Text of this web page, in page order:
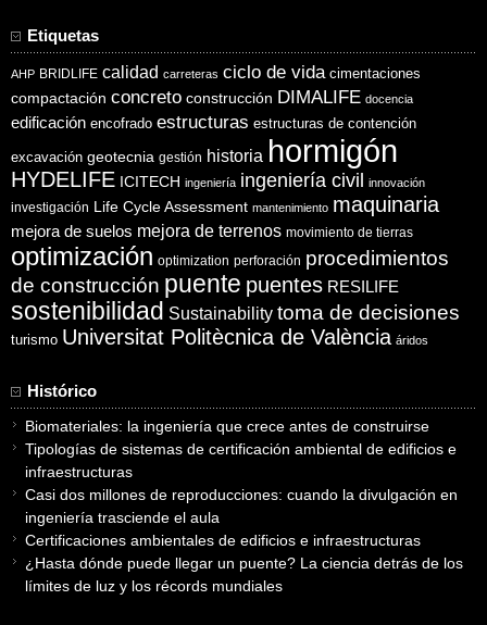
Etiquetas
AHP BRIDLIFE calidad carreteras ciclo de vida cimentaciones
compactación concreto construcción DIMALIFE docencia
edificación encofrado estructuras estructuras de contención
excavación geotecnia gestión historia hormigón
HYDELIFE ICITECH ingeniería ingeniería civil innovación
investigación Life Cycle Assessment mantenimiento maquinaria
mejora de suelos mejora de terrenos movimiento de tierras
optimización optimization perforación procedimientos
de construcción puente puentes RESILIFE
sostenibilidad Sustainability toma de decisiones
turismo Universitat Politècnica de València áridos
Histórico
Biomateriales: la ingeniería que crece antes de construirse
Tipologías de sistemas de certificación ambiental de edificios e
infraestructuras
Casi dos millones de reproducciones: cuando la divulgación en
ingeniería trasciende el aula
Certificaciones ambientales de edificios e infraestructuras
¿Hasta dónde puede llegar un puente? La ciencia detrás de los
límites de luz y los récords mundiales